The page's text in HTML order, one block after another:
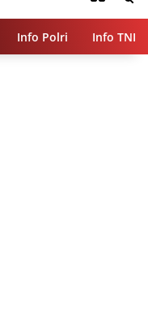
Info Polri Info TNI